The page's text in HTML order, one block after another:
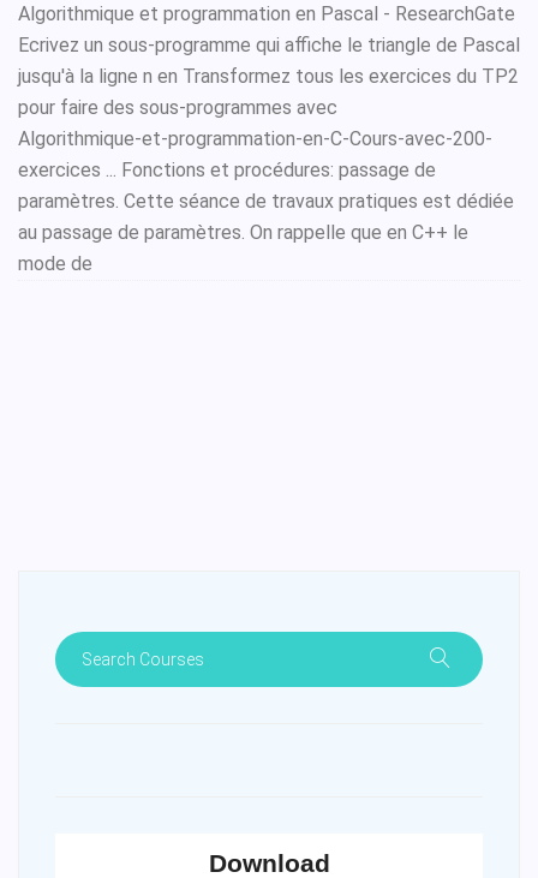
Algorithmique et programmation en Pascal - ResearchGate
Ecrivez un sous-programme qui affiche le triangle de Pascal
jusqu'à la ligne n en Transformez tous les exercices du TP2
pour faire des sous-programmes avec
Algorithmique-et-programmation-en-C-Cours-avec-200-
exercices ... Fonctions et procédures: passage de
paramètres. Cette séance de travaux pratiques est dédiée
au passage de paramètres. On rappelle que en C++ le
mode de
Download